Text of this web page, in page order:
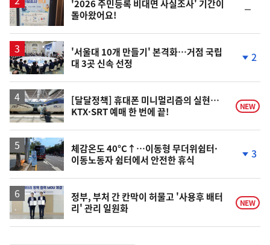
'2026 주민등록 비대면 사실조사' 기간이
돌아왔어요!
일
'서울대 10개 만들기' 본격화…거점 국립
대 3곳 신속 선정
락
2
[달달정책] 휴대폰 미니멀리즘의 실현…
KTX·SRT 예매 한 번에 끝!
NEW
체감온도 40°C↑…이동형 무더위쉼터·
이동노동자 쉼터에서 안전한 휴식
락
3
정부, 부처 간 칸막이 허물고 '사용후 배터
리' 관리 일원화
NEW